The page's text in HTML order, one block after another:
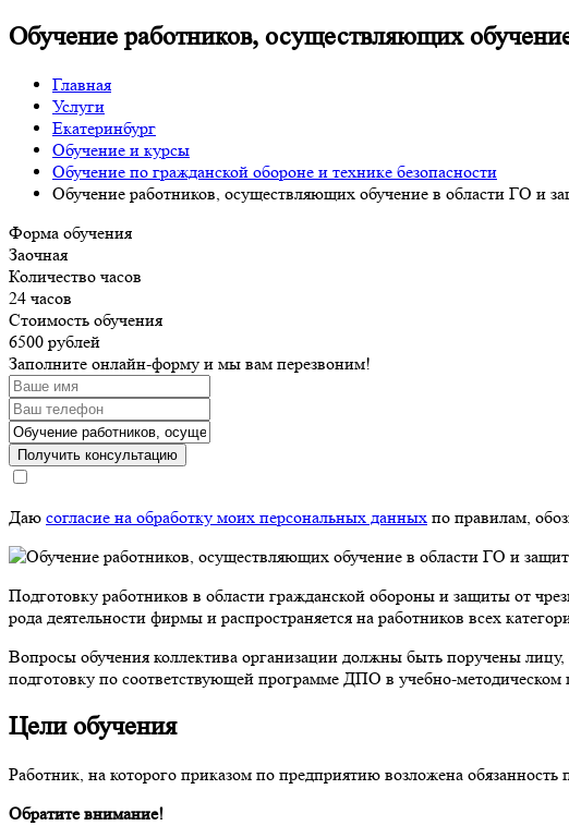
Обучение работников, осуществляющих
Главная
Услуги
Екатеринбург
Обучение и курсы
Обучение по гражданской обороне и технике безопасности
Обучение работников, осуществляющих обучение в области ГО и
Форма обучения
Заочная
Количество часов
24 часов
Стоимость обучения
6500 рублей
Заполните онлайн-форму и мы вам перезвоним!
Получить консультацию
Даю согласие на обработку моих персональных данных по правилам,
Подготовку работников в области гражданской обороны и защиты от
рода деятельности фирмы и распространяется на работников всех
Вопросы обучения коллектива организации должны быть поручены
подготовку по соответствующей программе ДПО в учебно-
Цели обучения
Работник, на которого приказом по предприятию возложена
Обратите внимание!